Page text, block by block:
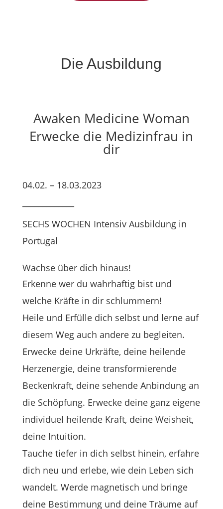
Die Ausbildung
Awaken Medicine Woman
Erwecke die Medizinfrau in
dir
04.02. – 18.03.2023
SECHS WOCHEN Intensiv Ausbildung in
Portugal
Wachse über dich hinaus!
Erkenne wer du wahrhaftig bist und
welche Kräfte in dir schlummern!
Heile und Erfülle dich selbst und lerne auf
diesem Weg auch andere zu begleiten.
Erwecke deine Urkräfte, deine heilende
Herzenergie, deine transformierende
Beckenkraft, deine sehende Anbindung an
die Schöpfung. Erwecke deine ganz eigene
individuel heilende Kraft, deine Weisheit,
deine Intuition.
Tauche tiefer in dich selbst hinein, erfahre
dich neu und erlebe, wie dein Leben sich
wandelt. Werde magnetisch und bringe
deine Bestimmung und deine Träume auf